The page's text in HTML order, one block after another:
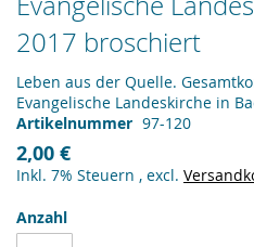
2017 broschiert
Leben aus der Quelle.
Evangelische Landeskirche in
Artikelnummer 97-120
2,00 €
Inkl. 7% Steuern , excl.
Anzahl
springen